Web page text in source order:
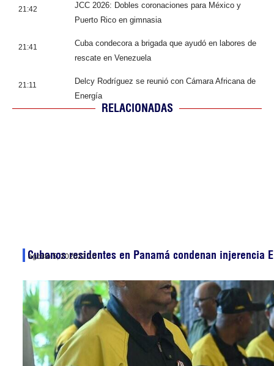
21:42
JCC 2026: Dobles coronaciones para México y
Puerto Rico en gimnasia
21:41
Cuba condecora a brigada que ayudó en labores de
rescate en Venezuela
21:11
Delcy Rodríguez se reunió con Cámara Africana de
Energía
RELACIONADAS
Cubanos residentes en Panamá condenan injerencia
agosto 5, 202622:15